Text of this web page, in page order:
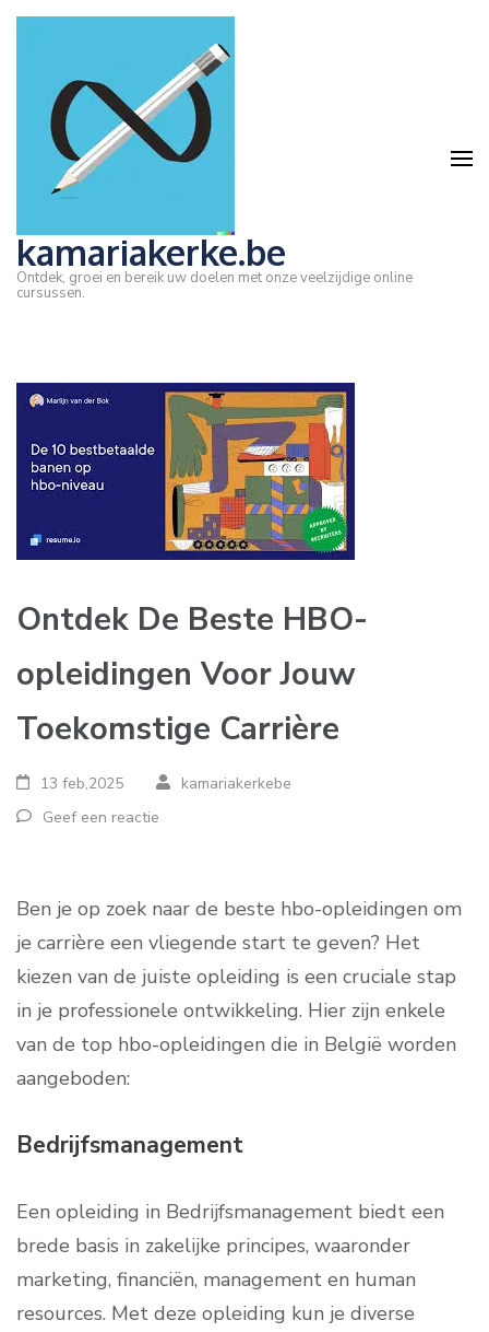
Ga
Enter)
kamariakerke.be
Ontdek, groei en bereik uw doelen met onze veelzijdige online
cursussen.
Ontdek De Beste HBO-
opleidingen Voor Jouw
Toekomstige Carrière
13 feb,2025
kamariakerkebe
Geef een reactie
Ben je op zoek naar de beste hbo-opleidingen om
je carrière een vliegende start te geven? Het
kiezen van de juiste opleiding is een cruciale stap
in je professionele ontwikkeling. Hier zijn enkele
van de top hbo-opleidingen die in België worden
aangeboden:
Bedrijfsmanagement
Een opleiding in Bedrijfsmanagement biedt een
brede basis in zakelijke principes, waaronder
marketing, financiën, management en human
resources. Met deze opleiding kun je diverse